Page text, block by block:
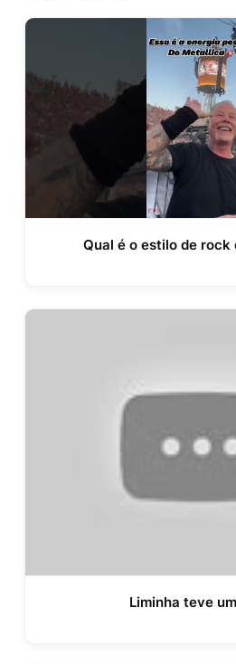
Qual é o estilo de rock
Liminha teve